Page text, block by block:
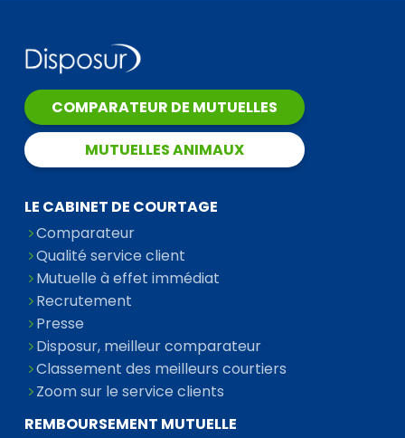
COMPARATEUR DE MUTUELLES
MUTUELLES ANIMAUX
LE CABINET DE COURTAGE
Comparateur
Qualité service client
Mutuelle à effet immédiat
Recrutement
Presse
Disposur, meilleur comparateur
Classement des meilleurs courtiers
Zoom sur le service clients
REMBOURSEMENT MUTUELLE